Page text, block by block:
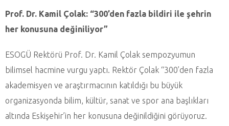
Prof. Dr. Kamil Çolak: “300’den fazla bildiri ile şehrin
her konusuna değiniliyor”
ESOGÜ Rektörü Prof. Dr. Kamil Çolak sempozyumun
bilimsel hacmine vurgu yaptı. Rektör Çolak “300’den fazla
akademisyen ve araştırmacının katıldığı bu büyük
organizasyonda bilim, kültür, sanat ve spor ana başlıkları
altında Eskişehir’in her konusuna değinildiğini görüyoruz.